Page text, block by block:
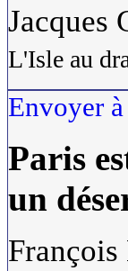
Jacques
L'Isle au
Envoyer
Paris
un